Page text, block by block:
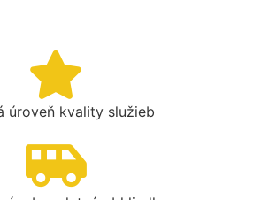
úroveň kvality služieb